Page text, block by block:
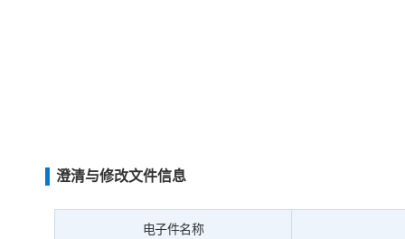
澄清与修改文件信息
电子件名称